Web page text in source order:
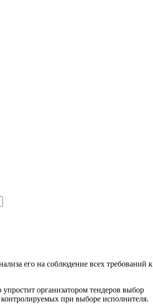
его на соблюдение всех требований к
организатором тендеров выбор
при выборе исполнителя.